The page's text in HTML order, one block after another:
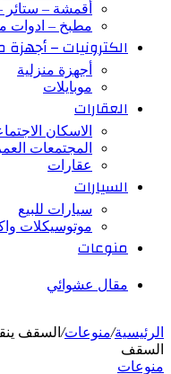
أقمشة – ستائر
مطبخ – ادوات
الكترونيات – أجهزة
أجهزة منزلية
موبايلات
العقارات
الاسكان
المجتمعات
عقارات
السيارات
سيارات للبيع
موتوسيكلات
منوعات
مقال عشوائي
الرئيسية/منوعات/ السقف
السقف
منوعات